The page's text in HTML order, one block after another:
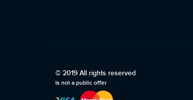
© 2019 All rights reserved
Is not a public offer